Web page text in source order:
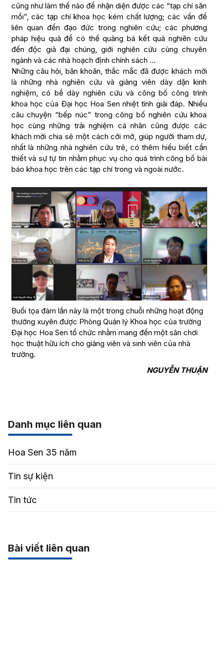
cũng như làm thế nào để nhận diện được các “tạp chí săn
mồi”, các tạp chí khoa học kém chất lượng; các vấn đề
liên quan đến đạo đức trong nghiên cứu; các phương
pháp hiệu quả để có thể quảng bá kết quả nghiên cứu
đến độc giả đại chúng, giới nghiên cứu cùng chuyên
ngành và các nhà hoạch định chính sách …
Những câu hỏi, băn khoăn, thắc mắc đã được khách mời
là những nhà nghiên cứu và giảng viên dày dặn kinh
nghiệm, có bề dày nghiên cứu và công bố công trình
khoa học của Đại học Hoa Sen nhiệt tình giải đáp. Nhiều
câu chuyện “bếp núc” trong công bố nghiên cứu khoa
học cùng những trải nghiệm cá nhân cũng được các
khách mời chia sẻ một cách cởi mở, giúp người tham dự,
nhất là những nhà nghiên cứu trẻ, có thêm hiểu biết cần
thiết và sự tự tin nhằm phục vụ cho quá trình công bố bài
báo khoa học trên các tạp chí trong và ngoài nước.
Buổi tọa đàm lần này là một trong chuỗi những hoạt động
thường xuyên được Phòng Quản lý Khoa học của trường
Đại học Hoa Sen tổ chức nhằm mang đến một sân chơi
học thuật hữu ích cho giảng viên và sinh viên của nhà
trường.
NGUYỄN THUẬN
Danh mục liên quan
Hoa Sen 35 năm
Tin sự kiện
Tin tức
Bài viết liên quan